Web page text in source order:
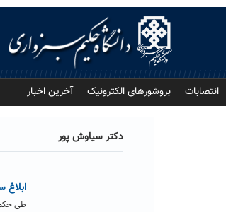
انتصابات بروشورهای الکترونیک آخرین اخبار
دکتر سیاوش پور
طی